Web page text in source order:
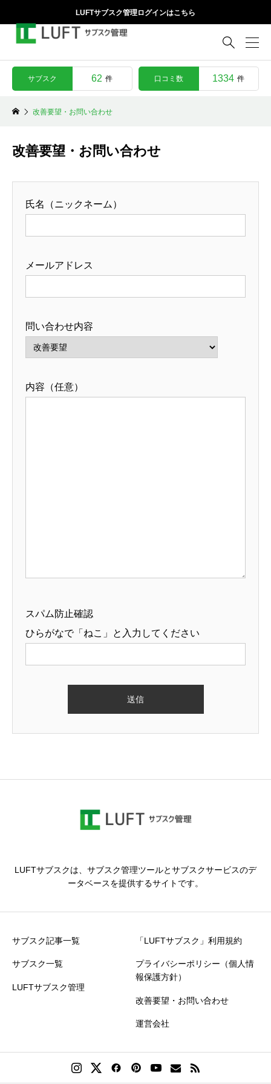
LUFTサブスク管理ログインはこちら

サブスク 62 件 口コミ数 1334 件
改善要望・お問い合わせ
改善要望・お問い合わせ
氏名（ニックネーム）
メールアドレス
問い合わせ内容
内容（任意）
スパム防止確認
ひらがなで「ねこ」と入力してください
LUFTサブスクは、サブスク管理ツールとサブスクサービスのデ
ータベースを提供するサイトです。
サブスク記事一覧
サブスク一覧
LUFTサブスク管理
「LUFTサブスク」利用規約
プライバシーポリシー（個人情
報保護方針）
改善要望・お問い合わせ
運営会社